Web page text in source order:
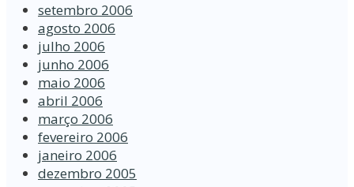
setembro 2006
agosto 2006
julho 2006
junho 2006
maio 2006
abril 2006
março 2006
fevereiro 2006
janeiro 2006
dezembro 2005